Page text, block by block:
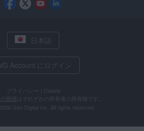
日本語
Account にログイン
プライバシー
Cookie
商標
はそれぞれの所有者の所有物です。
Gen Digital Inc. All rights reserved.